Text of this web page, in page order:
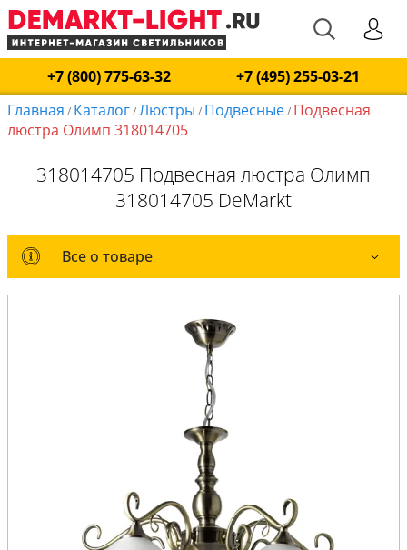
+7 (800) 775-63-32
+7 (495) 255-03-21
Главная / Каталог/Люстры / Подвесные/ Подвесная
люстра Олимп 318014705
318014705 Подвесная люстра Олимп
318014705 DeMarkt
Все о товаре
Все о товаре
Комплект лампочек
Оплата и доставка
Установка